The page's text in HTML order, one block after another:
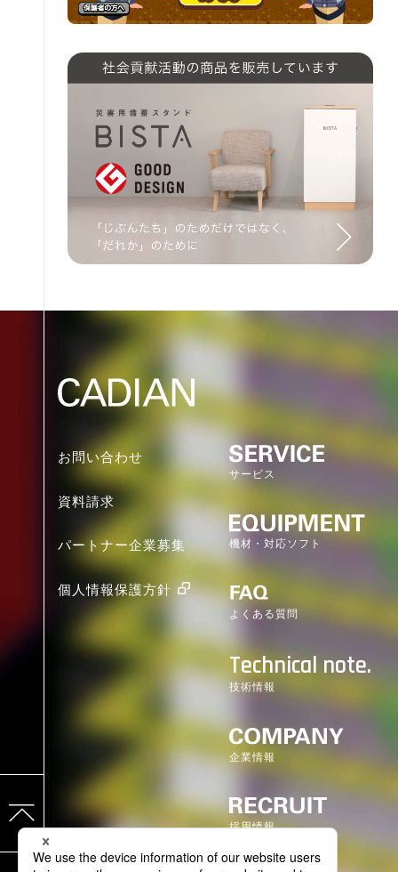
お問い合わせ
資料請求
パートナー企業募集
個人情報保護方針
サービス
機材・対応ソフト
よくある質問
Technical note.
技術情報
企業情報
採用情報